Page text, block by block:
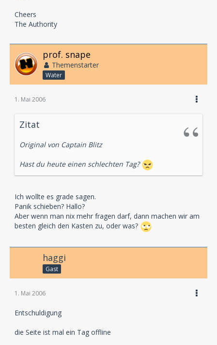
Cheers
The Authority
prof. snape
Themenstarter
Water
1. Mai 2006
Zitat
Original von Captain Blitz
Hast du heute einen schlechten Tag?
Ich wollte es grade sagen.
Panik schieben? Hallo?
Aber wenn man nix mehr fragen darf, dann machen wir am
besten gleich den Kasten zu, oder was?
haggi
Gast
1. Mai 2006
Entschuldigung
die Seite ist mal ein Tag offline